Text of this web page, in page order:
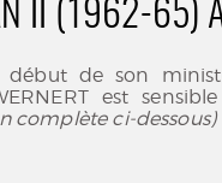
II (1962-65)
début de son
est
complète ci-dessous)